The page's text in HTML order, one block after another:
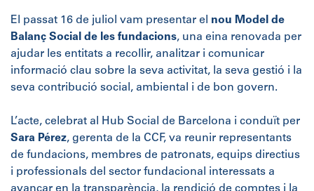
El passat 16 de juliol vam presentar el nou Model de
Balanç Social de les fundacions, una eina renovada per
ajudar les entitats a recollir, analitzar i comunicar
informació clau sobre la seva activitat, la seva gestió i la
seva contribució social, ambiental i de bon govern.
L’acte, celebrat al Hub Social de Barcelona i conduït per
Sara Pérez, gerenta de la CCF, va reunir representants
de fundacions, membres de patronats, equips directius
i professionals del sector fundacional interessats a
avançar en la transparència, la rendició de comptes i la